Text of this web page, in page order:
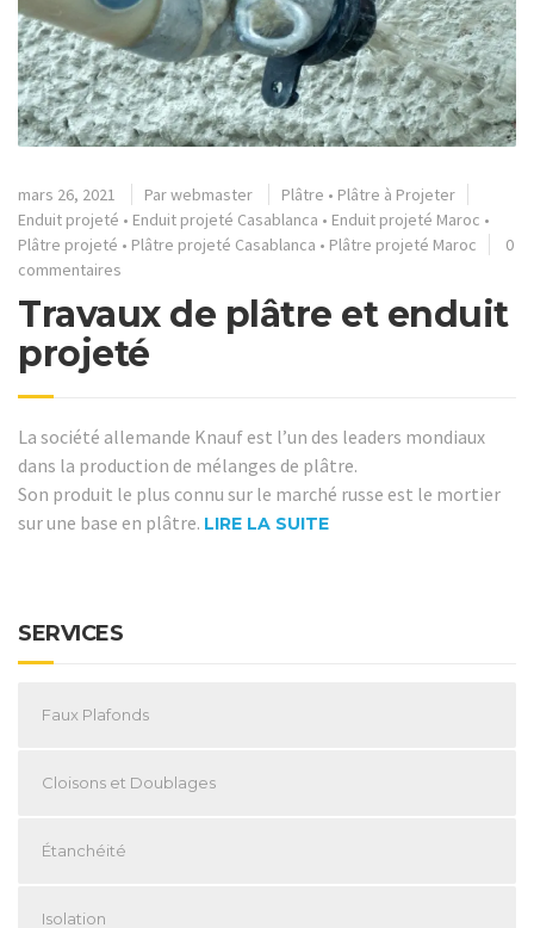
mars 26, 2021 Parwebmaster Plâtre • Plâtre à Projeter
Enduit projeté • Enduit projeté Casablanca • Enduit projeté Maroc •
Plâtre projeté • Plâtre projeté Casablanca • Plâtre projeté Maroc
0
commentaires
Travaux de plâtre et enduit
projeté
La société allemande Knauf est l’un des leaders mondiaux
dans la production de mélanges de plâtre.
Son produit le plus connu sur le marché russe est le mortier
sur une base en plâtre. LIRE LA SUITE
SERVICES
Faux Plafonds
Cloisons et Doublages
Étanchéité
Isolation